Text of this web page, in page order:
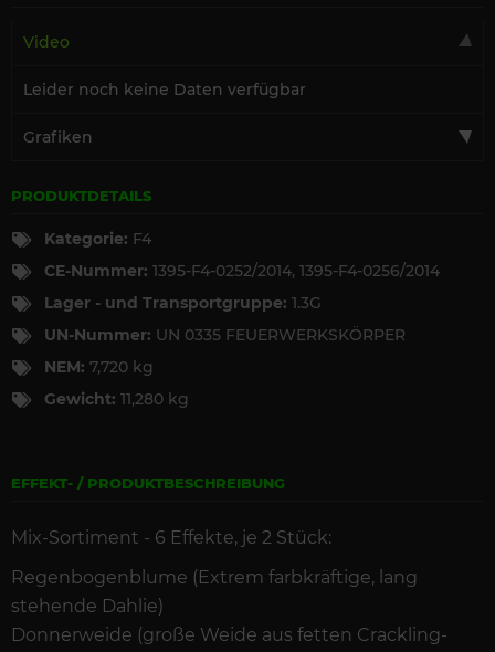
Video
Leider noch keine Daten verfügbar
Grafiken
PRODUKTDETAILS
Kategorie: F4
CE-Nummer: 1395-F4-0252/2014, 1395-F4-0256/2014
Lager - und Transportgruppe: 1.3G
UN-Nummer: UN 0335 FEUERWERKSKÖRPER
NEM: 7,720 kg
Gewicht: 11,280 kg
EFFEKT- / PRODUKTBESCHREIBUNG
Mix-Sortiment - 6 Effekte, je 2 Stück:
Regenbogenblume (Extrem farbkräftige, lang
stehende Dahlie)
Donnerweide (große Weide aus fetten Crackling-